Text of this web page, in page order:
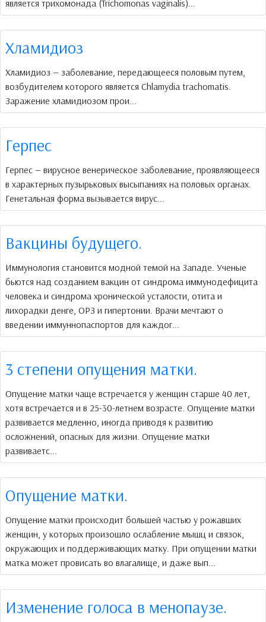
является трихомонада (Trichomonas vaginalis)...
Хламидиоз
Хламидиоз — заболевание, передающееся половым путем,
возбудителем которого является Chlamydia trachomatis.
Заражение хламидиозом прои...
Герпес
Герпес — вирусное венерическое заболевание, проявляющееся
в характерных пузырьковых высыпаниях на половых органах.
Генетальная форма вызывается вирус...
Вакцины будущего.
Иммунология становится модной темой на Западе. Ученые
бьются над созданием вакцин от синдрома иммунодефицита
человека и синдрома хронической усталости, отита и
лихорадки денге, ОРЗ и гипертонии. Врачи мечтают о
введении иммуннопаспортов для каждог...
3 степени oпущения матки.
Опущение матки чаще встречается у женщин старше 40 лет,
хотя встречается и в 25-30-летнем возрасте. Опущение матки
развивается медленно, иногда приводя к развитию
осложнений, опасных для жизни. Опущение матки
развиваетс...
Опущение матки.
Опущение матки происходит большей частью у рожавших
женщин, у которых произошло ослабление мышц и связок,
окружающих и поддерживающих матку. При опущении матки
матка может провисать во влагалище, и даже вып...
Изменение голоса в менопаузе.